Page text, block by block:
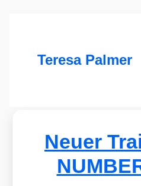
Teresa Palmer
Neuer